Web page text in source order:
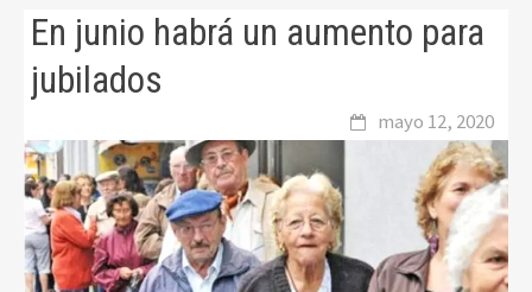
En junio habrá un aumento para
jubilados
mayo 12, 2020